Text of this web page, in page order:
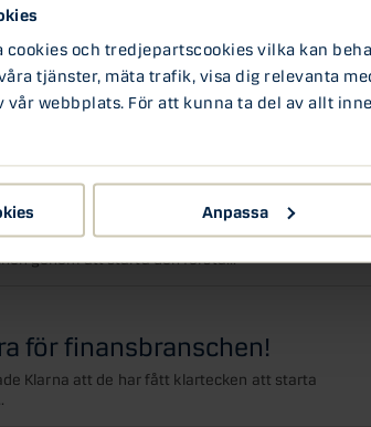
cookies och tredjepartscookies vilka kan
tjänster, mäta trafik, visa dig relevanta
vår webbplats. För att kunna ta del av allt
Anpassa
ett långsiktigt sparande. Samtidigt som det
marknadsplats för
tatuerade folk. Nu revolutionerar svenska
genom att starta den första...
för finansbranschen!
Klarna att de har fått klartecken att starta